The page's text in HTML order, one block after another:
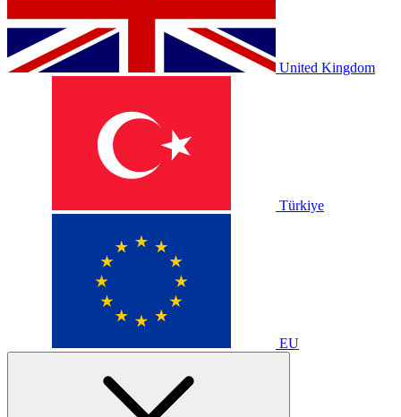
United Kingdom
Türkiye
EU